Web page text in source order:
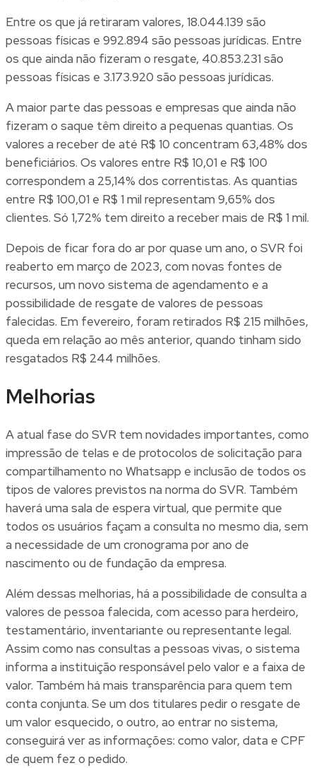
Entre os que já retiraram valores, 18.044.139 são
pessoas físicas e 992.894 são pessoas jurídicas. Entre
os que ainda não fizeram o resgate, 40.853.231 são
pessoas físicas e 3.173.920 são pessoas jurídicas.
A maior parte das pessoas e empresas que ainda não
fizeram o saque têm direito a pequenas quantias. Os
valores a receber de até R$ 10 concentram 63,48% dos
beneficiários. Os valores entre R$ 10,01 e R$ 100
correspondem a 25,14% dos correntistas. As quantias
entre R$ 100,01 e R$ 1 mil representam 9,65% dos
clientes. Só 1,72% tem direito a receber mais de R$ 1 mil.
Depois de ficar fora do ar por quase um ano, o SVR foi
reaberto em março de 2023, com novas fontes de
recursos, um novo sistema de agendamento e a
possibilidade de resgate de valores de pessoas
falecidas. Em fevereiro, foram retirados R$ 215 milhões,
queda em relação ao mês anterior, quando tinham sido
resgatados R$ 244 milhões.
Melhorias
A atual fase do SVR tem novidades importantes, como
impressão de telas e de protocolos de solicitação para
compartilhamento no Whatsapp e inclusão de todos os
tipos de valores previstos na norma do SVR. Também
haverá uma sala de espera virtual, que permite que
todos os usuários façam a consulta no mesmo dia, sem
a necessidade de um cronograma por ano de
nascimento ou de fundação da empresa.
Além dessas melhorias, há a possibilidade de consulta a
valores de pessoa falecida, com acesso para herdeiro,
testamentário, inventariante ou representante legal.
Assim como nas consultas a pessoas vivas, o sistema
informa a instituição responsável pelo valor e a faixa de
valor. Também há mais transparência para quem tem
conta conjunta. Se um dos titulares pedir o resgate de
um valor esquecido, o outro, ao entrar no sistema,
conseguirá ver as informações: como valor, data e CPF
de quem fez o pedido.